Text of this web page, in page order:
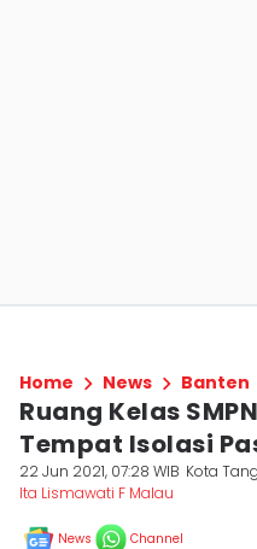
Home News Banten
Ruang Kelas
Tempat Isolasi
22 Jun 2021, 07:28 WIB Kota
Ita Lismawati F Malau
News Channel